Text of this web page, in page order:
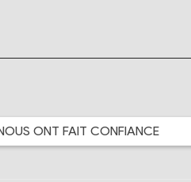
ONT FAIT CONFIANCE